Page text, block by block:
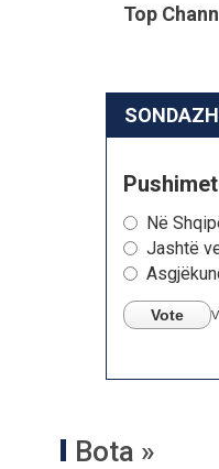
Top
SONDAZH
Në
Jashtë
Vote
Bota »